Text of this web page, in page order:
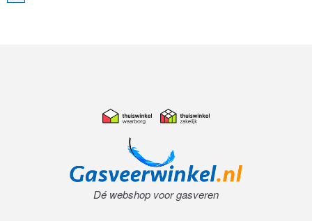
Dé webshop voor gasveren